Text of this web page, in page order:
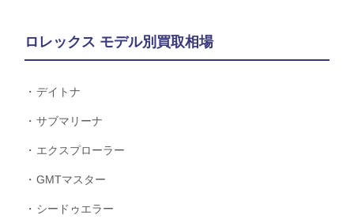
ロレックス モデル別買取相場
デイトナ
サブマリーナ
エクスプローラー
GMTマスター
シードゥエラー